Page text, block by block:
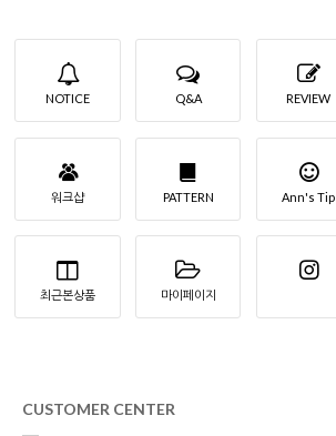
NOTICE Q&A REVIEW
워크샵 PATTERN Ann's Tip
최근본상품 마이페이지
CUSTOMER CENTER